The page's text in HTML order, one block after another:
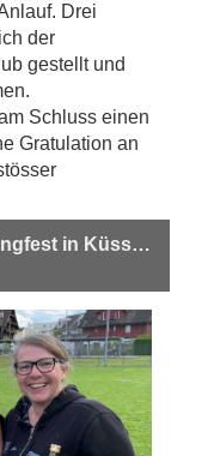
Drei
der
gestellt und
Schluss einen
Gratulation an
Steistoss-Wettkampf am Schwingfest in Küssnacht am Rigi